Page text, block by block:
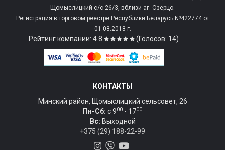
Щомыслицкий с/c 26/3, вблизи аг. Озерцо.
Регистрация в торговом реестре Республики Беларусь №422774 от
01.08.2018 г.
Рейтинг компании: 4.8 (Голосов: 14)
КОНТАКТЫ
Минский район, Щомыслицкий сельсовет, 26
Пн-Сб: c 900 - 1700
Вс: Выходной
+375 (29) 188-22-99